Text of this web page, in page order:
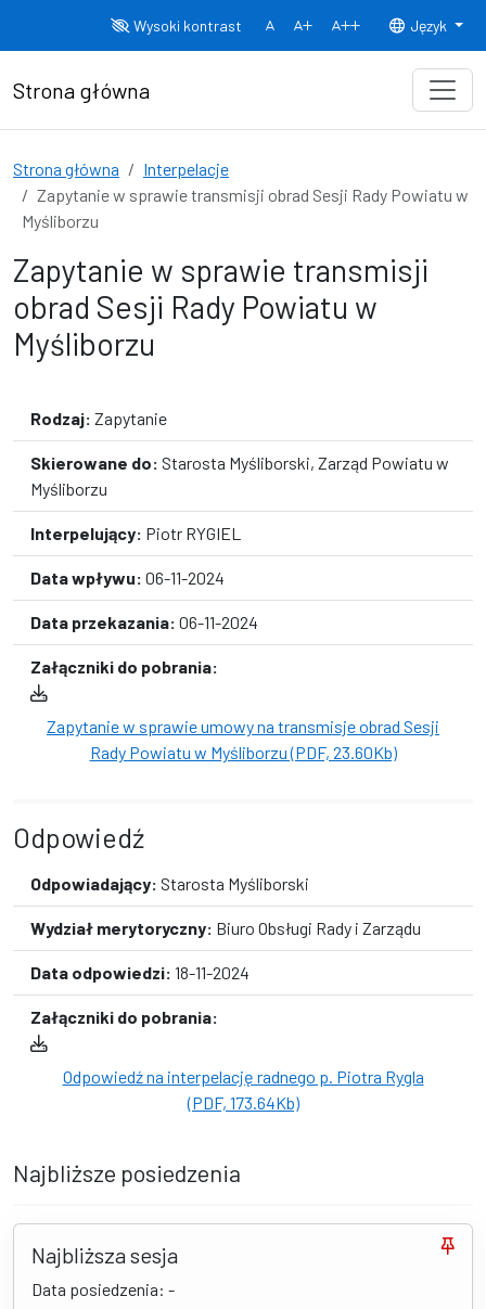
Wysoki kontrast
Normalny rozmiar czcionki
Rozmiar czcionki 150% Rozmiar
Język
Strona główna
Strona główna
Interpelacje
Zapytanie w sprawie transmisji obrad Sesji Rady Powiatu w
Myśliborzu
Zapytanie w sprawie transmisji
obrad Sesji Rady Powiatu w
Myśliborzu
Rodzaj: Zapytanie
Skierowane do: Starosta Myśliborski, Zarząd Powiatu w
Myśliborzu
Interpelujący: Piotr RYGIEL
Data wpływu: 06-11-2024
Data przekazania: 06-11-2024
Załączniki do pobrania:
Zapytanie w sprawie umowy na transmisje obrad Sesji
Rady Powiatu w Myśliborzu (PDF, 23.60Kb)
Odpowiedź
Odpowiadający: Starosta Myśliborski
Wydział merytoryczny: Biuro Obsługi Rady i Zarządu
Data odpowiedzi: 18-11-2024
Załączniki do pobrania:
Odpowiedź na interpelację radnego p. Piotra Rygla
(PDF, 173.64Kb)
Najbliższe posiedzenia
Najbliższa sesja
Data posiedzenia: -